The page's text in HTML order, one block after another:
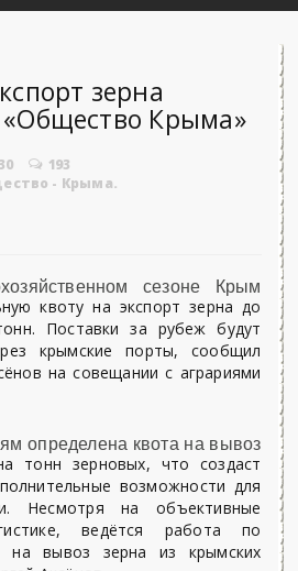
зерна
Крыма»
193
- Крыма.
сезоне Крым
квоту на экспорт зерна до
Поставки за рубеж будут
крымские порты, сообщил
на совещании с аграриями
определена квота на вывоз
тонн зерновых, что создаст
возможности для
Несмотря на объективные
ведётся работа по
на вывоз зерна из крымских